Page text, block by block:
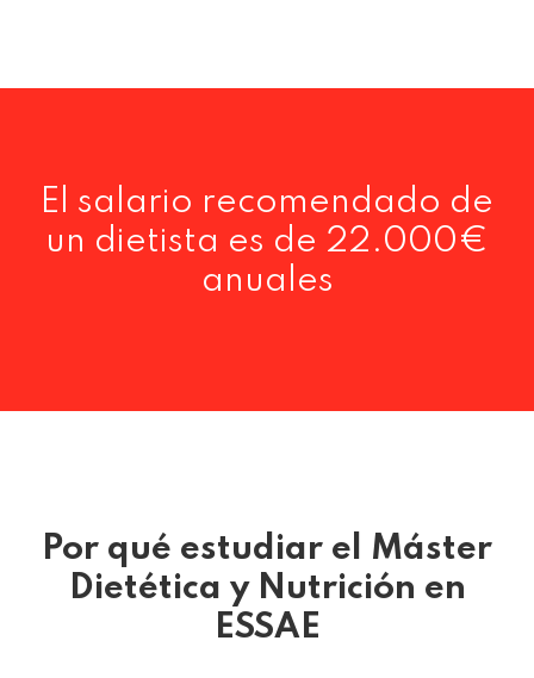
El salario recomendado de
un dietista es de 22.000€
anuales
Por qué estudiar el Máster
Dietética y Nutrición en
ESSAE